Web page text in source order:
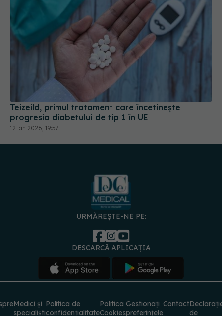
Teizeild, primul tratament care încetinește
progresia diabetului de tip 1 în UE
12 ian 2026, 19:57
URMĂREȘTE-NE PE:
DESCARCĂ APLICAȚIA
Medici și
specialiști
Politica de
confidențialitate
Politica
Cookies
Gestionați
preferințele
Contact
de